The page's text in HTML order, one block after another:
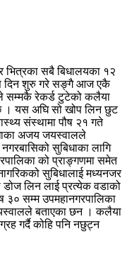
भित्रका सबै बिधालयका १२
दिन शुरु गरे सङ्गै आज एकै
सम्मकै रेकर्ड टुटेको कलैया
। यस अघि सो खोप लिन छुट
संस्थामा पौष २१ गते
अजय जयस्वालले
सुबिधाका लागि
को प्राङ्गणमा समेत
सुबिधालाई मध्यनजर
डोज लिन लाई प्रत्येक वडाको
३० सम्म उपमहानगरपालिका
बताएका छन । कलैया
गर्दै कोहि पनि नछुट्न